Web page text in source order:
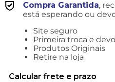
Compra Garantida,
está esperando ou
Site seguro
Primeira troca e
Produtos Originais
Retire na loja
Calcular frete e prazo